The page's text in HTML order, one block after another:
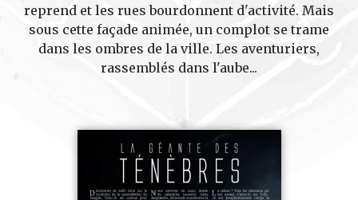
reprend et les rues bourdonnent d'activité. Mais
sous cette façade animée, un complot se trame
dans les ombres de la ville. Les aventuriers,
rassemblés dans l'aube...